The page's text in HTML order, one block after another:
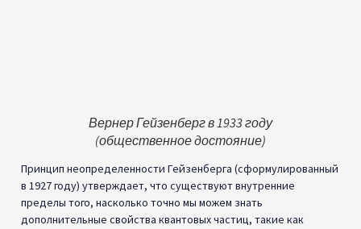
рассуждениями, он показывает замечательную параллель
между формальной логикой и философией, с одной стороны,
и природой, с другой.
Витгенштейн предлагает концептуальную критику
солипсизма, в то время как Гёдель предоставляет
формальное математическое доказательство теоремы о